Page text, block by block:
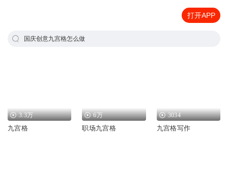
打开APP
国庆创意九宫格怎么做
3.3万
九宫格
6万
职场九宫格
3034
九宫格写作